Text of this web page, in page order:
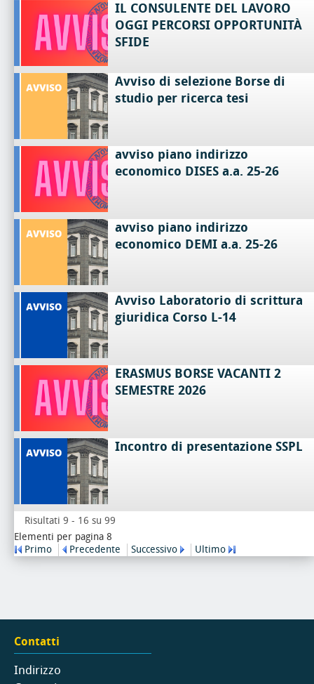
IL CONSULENTE DEL LAVORO
OGGI PERCORSI OPPORTUNITÀ
SFIDE
Avviso di selezione Borse di
studio per ricerca tesi
avviso piano indirizzo
economico DISES a.a. 25-26
avviso piano indirizzo
economico DEMI a.a. 25-26
Avviso Laboratorio di scrittura
giuridica Corso L-14
ERASMUS BORSE VACANTI 2
SEMESTRE 2026
Incontro di presentazione SSPL
Risultati 9 - 16 su 99
Elementi per pagina 8
Primo
Precedente Successivo Ultimo
Contatti
Indirizzo